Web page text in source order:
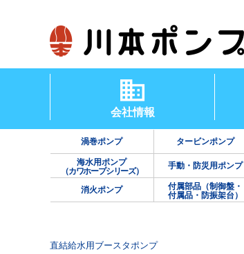
会社情報
渦巻ポンプ タービンポンプ
海水用ポンプ
（カワホープシリーズ）
手動・防災用ポンプ
消火ポンプ
付属部品（制御盤・
付属品・防振架台）
直結給水用ブースタポンプ